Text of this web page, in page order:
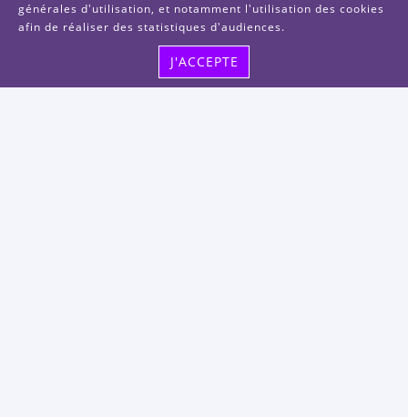
générales d'utilisation, et notamment l'utilisation des cookies
afin de réaliser des statistiques d'audiences.
J'ACCEPTE